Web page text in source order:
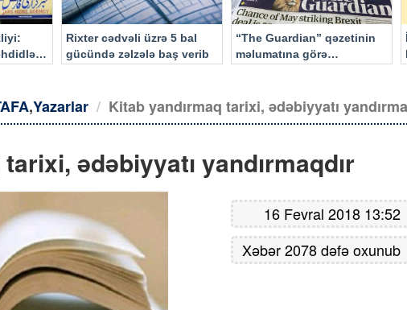
Rixter cədvəli üzrə 5 bal
gücündə zəlzələ baş verib
“The Guardian” qəzetinin
məlumatına görə…
,Yazarlar Kitab yandırmaq tarixi, ədəbiyyatı
ədəbiyyatı yandırmaqdır
16 Fevral 2018 13:52
Xəbər 2078 dəfə oxunub